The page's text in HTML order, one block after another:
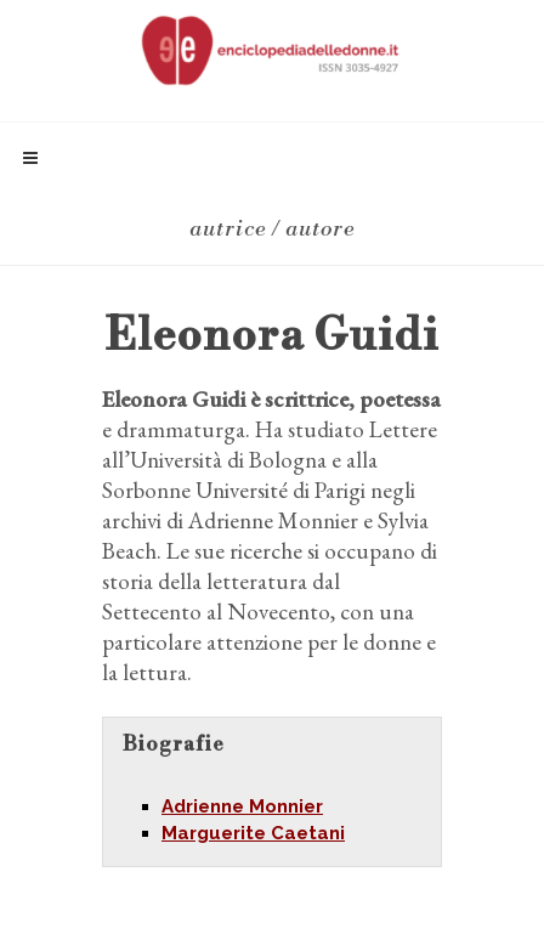
autrice / autore
Eleonora Guidi
Eleonora Guidi è scrittrice, poetessa
e drammaturga. Ha studiato Lettere
all’Università di Bologna e alla
Sorbonne Université di Parigi negli
archivi di Adrienne Monnier e Sylvia
Beach. Le sue ricerche si occupano di
storia della letteratura dal
Settecento al Novecento, con una
particolare attenzione per le donne e
la lettura.
Biografie
Adrienne Monnier
Marguerite Caetani